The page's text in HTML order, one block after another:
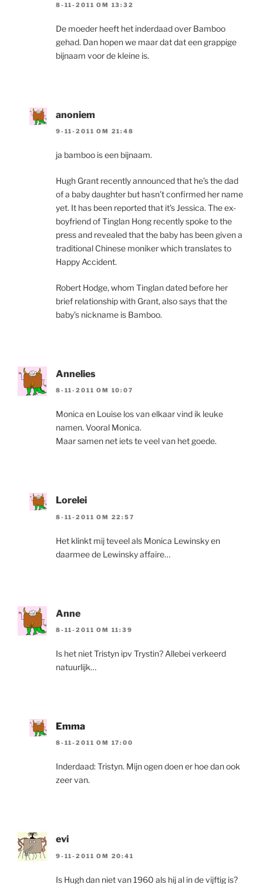
8-11-2011 OM 13:32
De moeder heeft het inderdaad over Bamboo
gehad. Dan hopen we maar dat dat een grappige
bijnaam voor de kleine is.
anoniem
9-11-2011 OM 21:48
ja bamboo is een bijnaam.
Hugh Grant recently announced that he’s the dad
of a baby daughter but hasn’t confirmed her name
yet. It has been reported that it’s Jessica. The ex-
boyfriend of Tinglan Hong recently spoke to the
press and revealed that the baby has been given a
traditional Chinese moniker which translates to
Happy Accident.
Robert Hodge, whom Tinglan dated before her
brief relationship with Grant, also says that the
baby’s nickname is Bamboo.
Annelies
8-11-2011 OM 10:07
Monica en Louise los van elkaar vind ik leuke
namen. Vooral Monica.
Maar samen net iets te veel van het goede.
Lorelei
8-11-2011 OM 22:57
Het klinkt mij teveel als Monica Lewinsky en
daarmee de Lewinsky affaire…
Anne
8-11-2011 OM 11:39
Is het niet Tristyn ipv Trystin? Allebei verkeerd
natuurlijk…
Emma
8-11-2011 OM 17:00
Inderdaad: Tristyn. Mijn ogen doen er hoe dan ook
zeer van.
evi
9-11-2011 OM 20:41
Is Hugh dan niet van 1960 als hij al in de vijftig is?